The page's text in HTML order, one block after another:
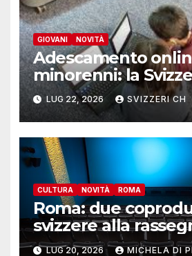
GIOVANI NOVITÀ
Adescamento
minorenni: la
colmare una
Codice penale
LUG 22, 2026 SVIZZERI CH
CULTURA NOVITÀ ROMA
Roma: due
svizzere alla
Visioni
LUG 20, 2026 MICHELA DI